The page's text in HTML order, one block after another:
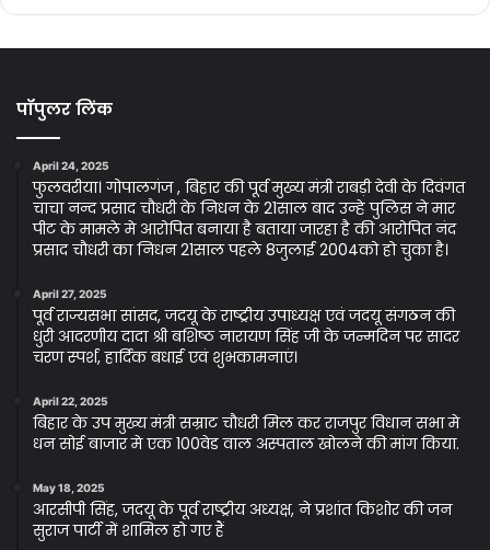
पॉपुलर लिंक
April 24, 2025
फुलवरीया। गोपालगंज , बिहार की पूर्व मुख्य मंत्री राबड़ी देवी के दिवंगत
चाचा नन्द प्रसाद चौधरी के निधन के 21साल बाद उन्हे पुलिस ने मार
पीट के मामले मे आरोपित बनाया है बताया जारहा है की आरोपित नंद
प्रसाद चौधरी का निधन 21साल पहले 8जुलाई 2004को हो चुका है।
April 27, 2025
पूर्व राज्यसभा सांसद, जदयू के राष्ट्रीय उपाध्यक्ष एवं जदयू संगठन की
धुरी आदरणीय दादा श्री बशिष्ठ नारायण सिंह जी के जन्मदिन पर सादर
चरण स्पर्श, हार्दिक बधाई एवं शुभकामनाएं।
April 22, 2025
बिहार के उप मुख्य मंत्री सम्राट चौधरी मिल कर राजपुर विधान सभा मे
धन सोई बाजार मे एक 100वेड वाल अस्पताल खोलने की मांग किया.
May 18, 2025
आरसीपी सिंह, जदयू के पूर्व राष्ट्रीय अध्यक्ष, ने प्रशांत किशोर की जन
सुराज पार्टी में शामिल हो गए हैं